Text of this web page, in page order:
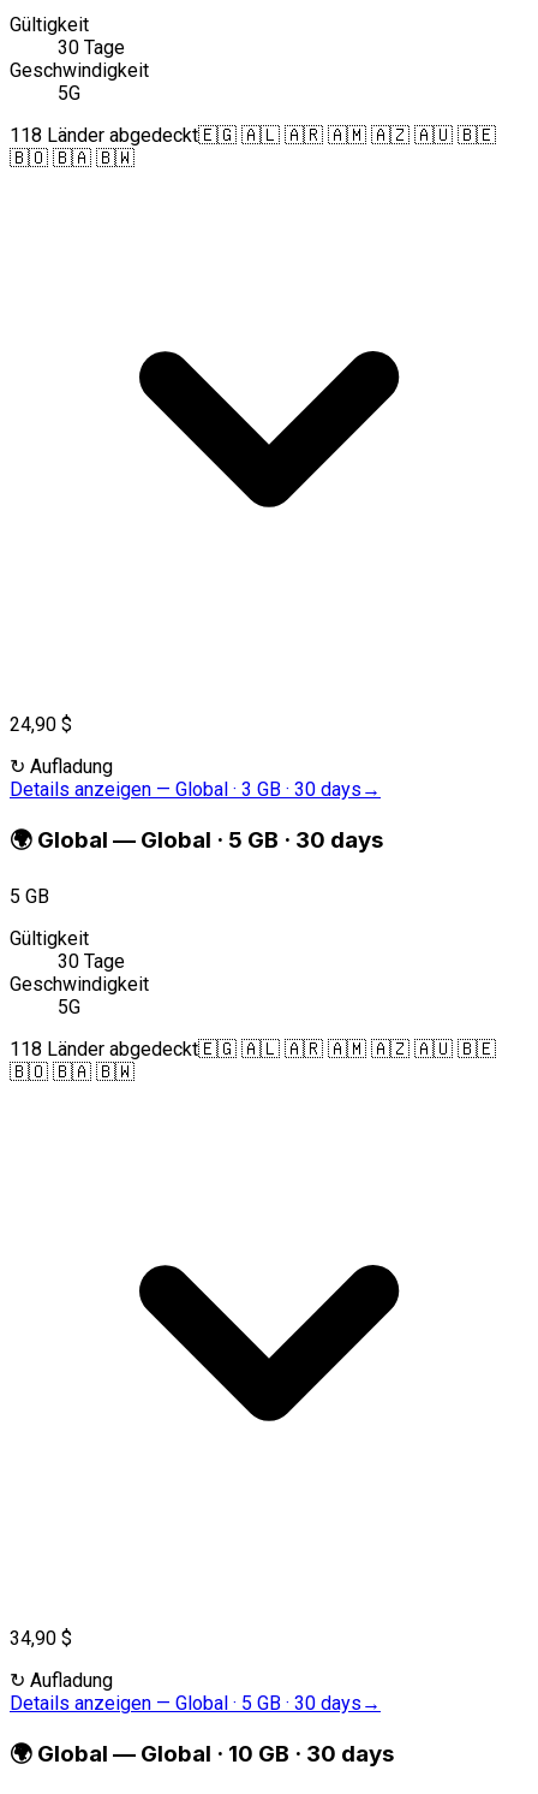
Gültigkeit
30 Tage
Geschwindigkeit
5G
118 Länder abgedeckt🇪🇬 🇦🇱 🇦🇷 🇦🇲 🇦🇿 🇦🇺 🇧🇪
🇧🇴 🇧🇦 🇧🇼
24,90 $
↻ Aufladung
Details anzeigen — Global · 3 GB · 30 days →
🌍 Global — Global · 5 GB · 30 days
5 GB
Gültigkeit
30 Tage
Geschwindigkeit
5G
118 Länder abgedeckt🇪🇬 🇦🇱 🇦🇷 🇦🇲 🇦🇿 🇦🇺 🇧🇪
🇧🇴 🇧🇦 🇧🇼
34,90 $
↻ Aufladung
Details anzeigen — Global · 5 GB · 30 days →
🌍 Global — Global · 10 GB · 30 days